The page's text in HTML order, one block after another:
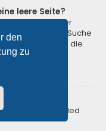
den
zu
leere Seite?
somit konnte der
die erweiterte Suche
beschränke die
einem Mitglied